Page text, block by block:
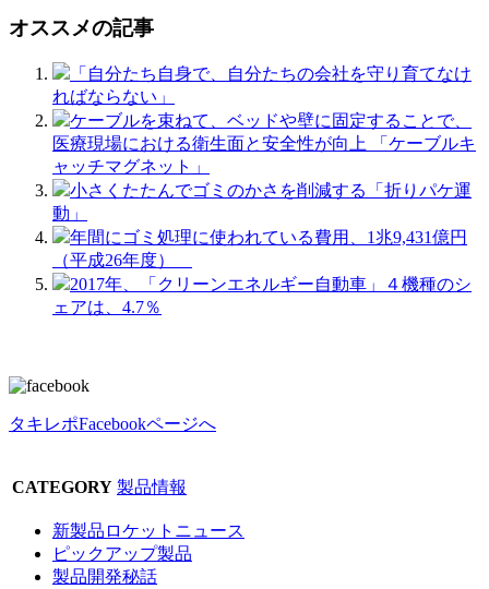
オススメの記事
「自分たち自身で、自分たちの会社を守り育てなけ
ればならない」
ケーブルを束ねて、ベッドや壁に固定することで、
医療現場における衛生面と安全性が向上 「ケーブルキ
ャッチマグネット」
小さくたたんでゴミのかさを削減する「折りパケ運
動」
年間にゴミ処理に使われている費用、1兆9,431億円
（平成26年度）
2017年、「クリーンエネルギー自動車」４機種のシ
ェアは、4.7％
タキレポFacebookページへ
CATEGORY 製品情報
新製品ロケットニュース
ピックアップ製品
製品開発秘話